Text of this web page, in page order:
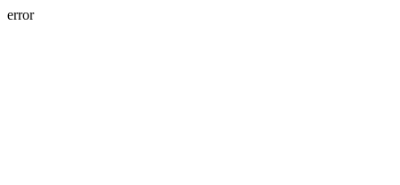
error